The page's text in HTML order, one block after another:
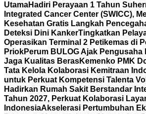
UtamaHadiri Perayaan 1 Tahun
Integrated Cancer Center (SWICC),
Kesehatan Gratis Langkah
Deteksi Dini KankerTingkatkan
Operasikan Terminal 2 Petikemas di
PriokPerum BULOG Ajak
Jaga Kualitas BerasKemenko PMK
Tata Kelola Kolaborasi Kemitraan
untuk Perkuat Kompetensi Talenta
Hadirkan Rumah Sakit Berstandar
Tahun 2027, Perkuat Kolaborasi
IndonesiaAkselerasi Pertumbuhan